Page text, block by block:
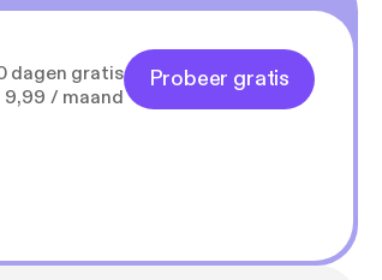
dagen gratis
9,99 / maand
Probeer gratis